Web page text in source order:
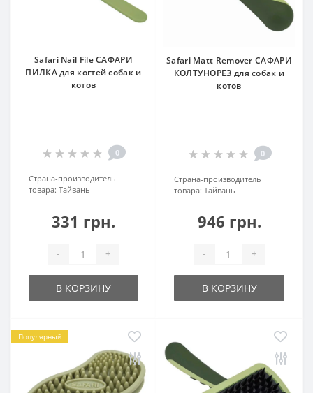
Safari Nail File САФАРИ
ПИЛКА для когтей собак и
котов
0
Страна-производитель
товара: Тайвань
331 грн.
- +
В КОРЗИНУ
Safari Matt Remover САФАРИ
КОЛТУНОРЕЗ для собак и
котов
0
Страна-производитель
товара: Тайвань
946 грн.
- +
В КОРЗИНУ
Популярный